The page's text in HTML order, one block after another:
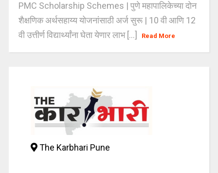
PMC Scholarship Schemes | पुणे महापालिकेच्या दोन
शैक्षणिक अर्थसहाय्य योजनांसाठी अर्ज सुरू | 10 वी आणि 12
वी उत्तीर्ण विद्यार्थ्यांना घेता येणार लाभ [...]
Read More
The Karbhari Pune